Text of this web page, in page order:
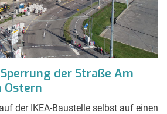
der Straße Am
Ostern
der IKEA-Baustelle selbst auf einen